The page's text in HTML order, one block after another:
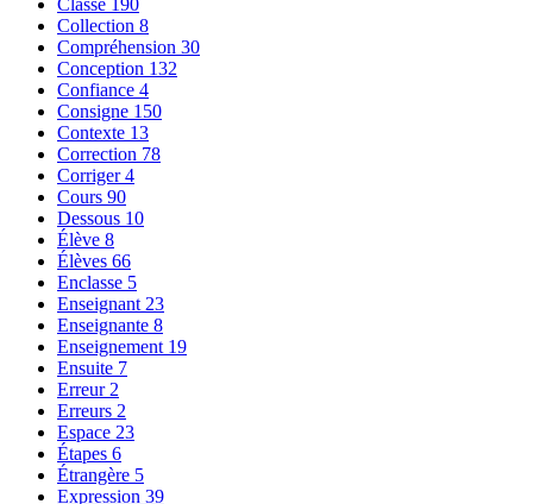
Collection 8
Compréhension 30
Conception 132
Confiance 4
Consigne 150
Contexte 13
Correction 78
Corriger4
Cours 90
Dessous 10
Élève 8
Élèves 66
Enclasse 5
Enseignant 23
Enseignante 8
Enseignement 19
Ensuite 7
Erreur 2
Erreurs 2
Espace 23
Étapes 6
Étrangère 5
Expression 39